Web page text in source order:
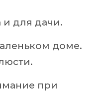
для дачи.
доме.
при